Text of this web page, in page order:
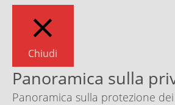
Chiudi
Panoramica sulla
Panoramica sulla protezione